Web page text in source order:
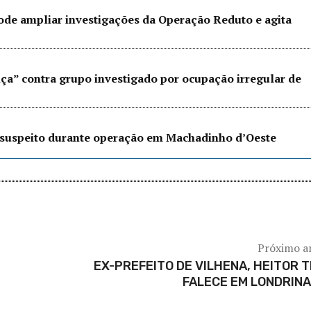
ampliar investigações da Operação Reduto e agita
contra grupo investigado por ocupação irregular de
durante operação em Machadinho d’Oeste
Próximo
EX-PREFEITO DE VILHENA, HEITOR
FALECE EM